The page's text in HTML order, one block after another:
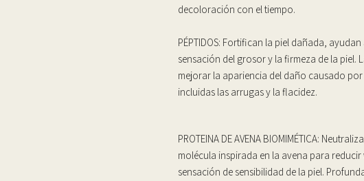
decoloración con el tiempo.
PÉPTIDOS: Fortifican la piel dañada,
sensación del grosor y la firmeza de la
mejorar la apariencia del daño causado
incluidas las arrugas y la flacidez.
PROTEINA DE AVENA BIOMIMÉTICA:
molécula inspirada en la avena para
sensación de sensibilidad de la piel.